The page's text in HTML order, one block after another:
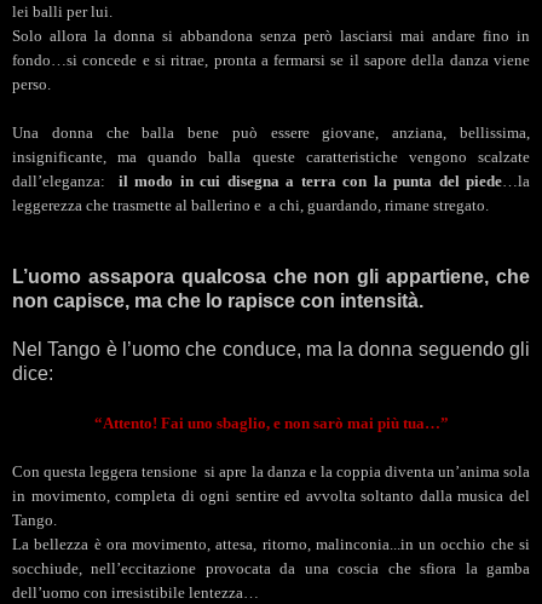
lei balli per lui.
Solo allora la donna si abbandona senza però lasciarsi mai andare fino in
fondo…si concede e si ritrae, pronta a fermarsi se il sapore della danza viene
perso.
Una donna che balla bene può essere giovane, anziana, bellissima,
insignificante, ma quando balla queste caratteristiche vengono scalzate
dall’eleganza:
il modo in cui disegna a terra con la punta del piede …la
leggerezza che trasmette al ballerino e a chi, guardando, rimane stregato.
L’uomo assapora qualcosa che non gli appartiene, che
non capisce, ma che lo rapisce con intensità.
Nel Tango è l’uomo che conduce, ma la donna seguendo gli
dice:
“Attento! Fai uno sbaglio, e non sarò mai più tua…”
Con questa leggera tensione si apre la danza e la coppia diventa un’anima sola
in movimento, completa di ogni sentire ed avvolta soltanto dalla musica del
Tango.
La bellezza è ora movimento, attesa, ritorno, malinconia...in un occhio che si
socchiude, nell’eccitazione provocata da una coscia che sfiora la gamba
dell’uomo con irresistibile lentezza…